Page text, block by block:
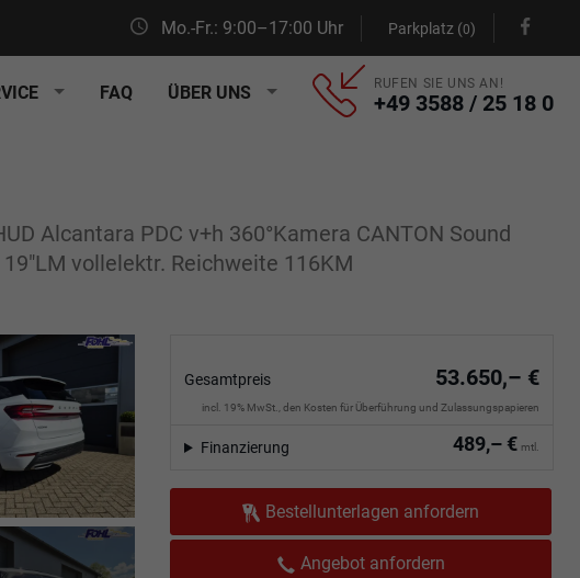
Mo.-Fr.: 9:00–17:00 Uhr Parkplatz (0)
FAQ ÜBER UNS RUFEN SIE UNS AN!
+49 3588 / 25 18 0
Alcantara PDC v+h 360°Kamera CANTON Sound
vollelektr. Reichweite 116KM
Gesamtpreis 53.650,– €
incl. 19% MwSt., den Kosten für Überführung und Zulassungspapieren
489,– € mtl.
Finanzierung
Bestellunterlagen anfordern
Angebot anfordern